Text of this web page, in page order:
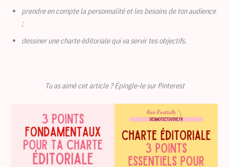
prendre en compte la personnalité et les besoins de ton audience
;
dessiner une charte éditoriale qui va servir tes objectifs.
Tu as aimé cet article ? Épingle-le sur Pinterest